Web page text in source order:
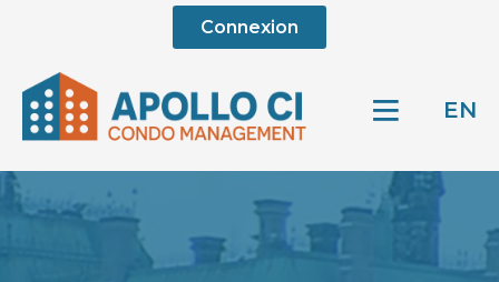
Connexion
EN